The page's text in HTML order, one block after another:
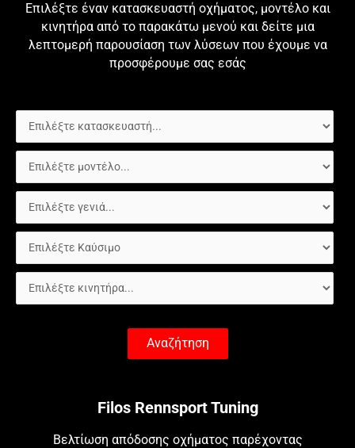
Επιλέξτε έναν κατασκευαστή οχήματος, μοντέλο και
κινητήρα από το παρακάτω μενού και δείτε μια
λεπτομερή παρουσίαση των λύσεων που έχουμε να
προσφέρουμε σας εσάς
Αναζήτηση
Filos Rennsport Tuning
Βελτίωση απόδοσης οχήματος παρέχοντας